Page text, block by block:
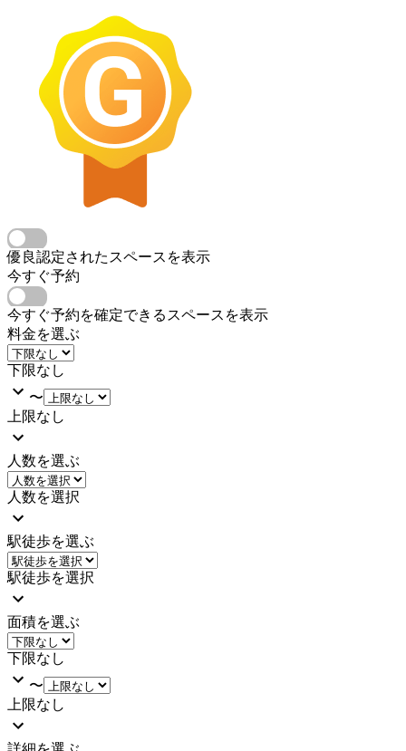
優良認定されたスペースを表示
今すぐ予約
今すぐ予約を確定できるスペースを表示
料金を選ぶ
下限なし
〜
上限なし
人数を選ぶ
人数を選択
駅徒歩を選ぶ
駅徒歩を選択
面積を選ぶ
下限なし
〜
上限なし